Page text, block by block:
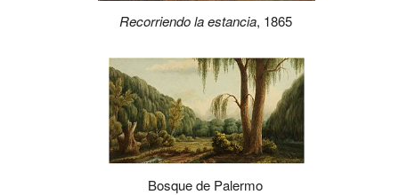
Recorriendo la estancia, 1865
Bosque de Palermo